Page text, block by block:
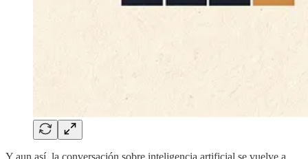
Y aun así, la conversación sobre inteligencia artificial se vuelve a